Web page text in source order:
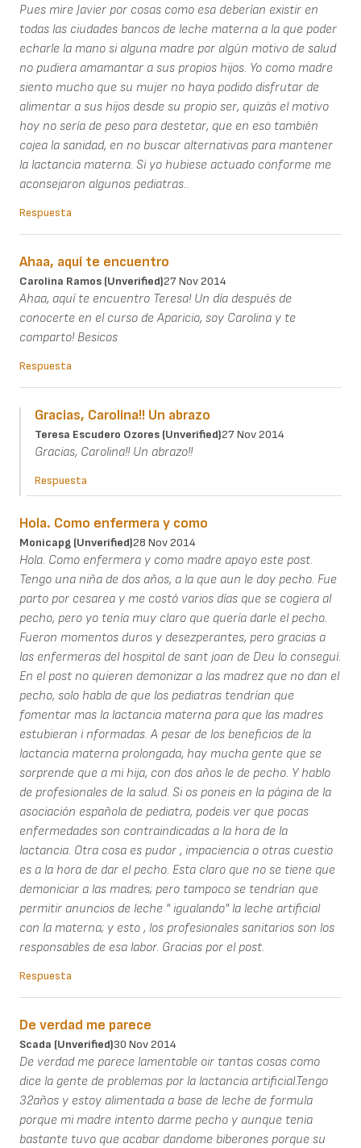
Pues mire Javier por cosas como esa deberían existir en
todas las ciudades bancos de leche materna a la que poder
echarle la mano si alguna madre por algún motivo de salud
no pudiera amamantar a sus propios hijos. Yo como madre
siento mucho que su mujer no haya podido disfrutar de
alimentar a sus hijos desde su propio ser, quizás el motivo
hoy no sería de peso para destetar, que en eso también
cojea la sanidad, en no buscar alternativas para mantener
la lactancia materna. Si yo hubiese actuado conforme me
aconsejaron algunos pediatras..
Respuesta
Ahaa, aquí te encuentro
Carolina Ramos (unverified)27 Nov 2014
Ahaa, aquí te encuentro Teresa! Un día después de
conocerte en el curso de Aparicio, soy Carolina y te
comparto! Besicos
Respuesta
Gracias, Carolina!! Un abrazo
Teresa Escudero Ozores (unverified)27 Nov 2014
Gracias, Carolina!! Un abrazo!!
Respuesta
Hola. Como enfermera y como
Monicapg (unverified)28 Nov 2014
Hola. Como enfermera y como madre apoyo este post.
Tengo una niña de dos años, a la que aun le doy pecho. Fue
parto por cesarea y me costó varios días que se cogiera al
pecho, pero yo tenía muy claro que quería darle el pecho.
Fueron momentos duros y desezperantes, pero gracias a
las enfermeras del hospital de sant joan de Deu lo conseguí.
En el post no quieren demonizar a las madrez que no dan el
pecho, solo habla de que los pediatras tendrían que
fomentar mas la lactancia materna para que las madres
estubieran i nformadas. A pesar de los beneficios de la
lactancia materna prolongada, hay mucha gente que se
sorprende que a mi hija, con dos años le de pecho. Y hablo
de profesionales de la salud. Si os poneis en la página de la
asociación española de pediatra, podeis ver que pocas
enfermedades son contraindicadas a la hora de la
lactancia. Otra cosa es pudor , impaciencia o otras cuestio
es a la hora de dar el pecho. Esta claro que no se tiene que
demoniciar a las madres; pero tampoco se tendrían que
permitir anuncios de leche " igualando" la leche artificial
con la materna; y esto , los profesionales sanitarios son los
responsables de esa labor. Gracias por el post.
Respuesta
De verdad me parece
Scada (unverified)30 Nov 2014
De verdad me parece lamentable oir tantas cosas como
dice la gente de problemas por la lactancia artificial.Tengo
32años y estoy alimentada a base de leche de formula
porque mi madre intento darme pecho y aunque tenia
bastante tuvo que acabar dandome biberones porque su